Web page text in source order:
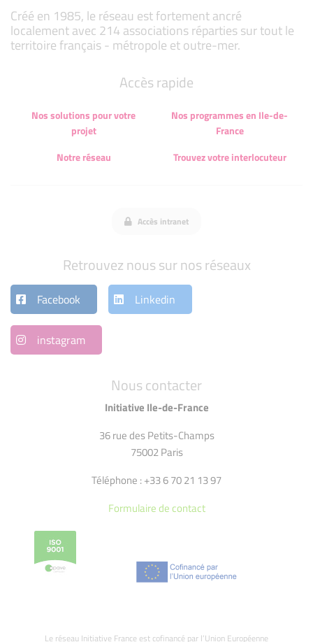
Créé en 1985, le réseau est fortement ancré
localement avec 214 associations réparties sur tout le
territoire français - métropole et outre-mer.
Nous contacter
Initiative Ile-de-France
36 rue des Petits-Champs
75002 Paris
Téléphone : +33 6 70 21 13 97
Formulaire de contact
Le réseau Initiative France est cofinancé par l’Union Européenne
Accès rapide
Nos solutions pour votre
projet
Nos programmes en Ile-de-
France
Notre réseau
Trouvez votre interlocuteur
Accès intranet
Retrouvez nous sur nos réseaux
Facebook Linkedin
instagram